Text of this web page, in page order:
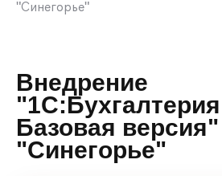
"Синегорье"
Внедрение
Базовая
"Синегорье"